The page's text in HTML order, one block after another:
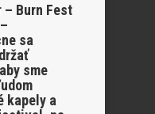
– Burn Fest
sa
sme
kapely a